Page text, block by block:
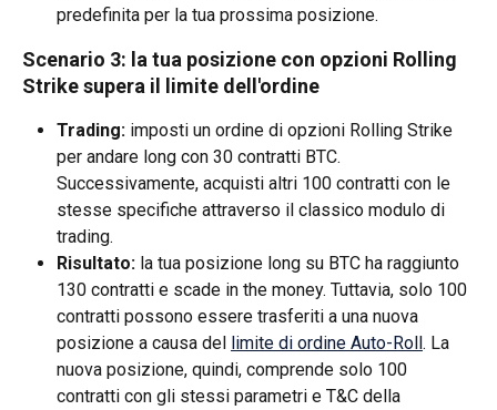
predefinita per la tua prossima posizione.
Scenario 3: la tua posizione con opzioni Rolling
Strike supera il limite dell'ordine
Trading: imposti un ordine di opzioni Rolling Strike
per andare long con 30 contratti BTC.
Successivamente, acquisti altri 100 contratti con le
stesse specifiche attraverso il classico modulo di
trading.
Risultato: la tua posizione long su BTC ha raggiunto
130 contratti e scade in the money. Tuttavia, solo 100
contratti possono essere trasferiti a una nuova
posizione a causa del limite di ordine Auto-Roll. La
nuova posizione, quindi, comprende solo 100
contratti con gli stessi parametri e T&C della